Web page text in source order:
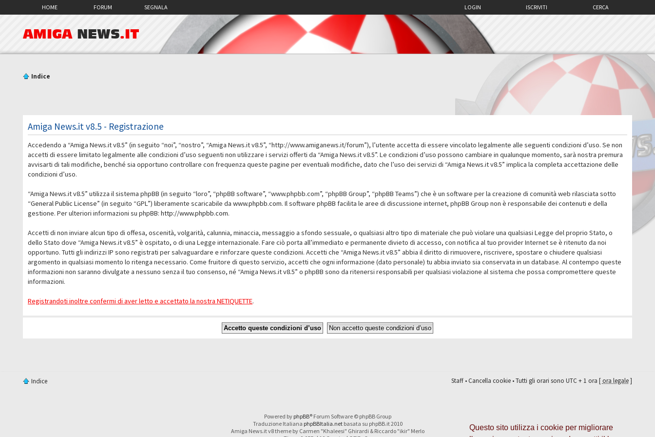
Questo sito utilizza i cookie per migliorare
HOME FORUM SEGNALA CERCA
ISCRIVITI
LOGIN
AMIGA NEWS.IT
Indice
Amiga News.it v8.5 - Registrazione
Accedendo a “Amiga News.it v8.5” (in seguito “noi”, “nostro”, “Amiga News.it v8.5”, “http://www.amiganews.it/forum”), l’utente accetta di essere vincolato legalmente alle seguenti condizioni d’uso. Se non
accetti di essere limitato legalmente alle condizioni d’uso seguenti non utilizzare i servizi offerti da “Amiga News.it v8.5”. Le condizioni d’uso possono cambiare in qualunque momento, sarà nostra premura
avvisarti di tali modifiche, benché sia opportuno controllare con frequenza queste pagine per eventuali modifiche, dato che l’uso dei servizi di “Amiga News.it v8.5” implica la completa accettazione delle
condizioni d’uso.
“Amiga News.it v8.5” utilizza il sistema phpBB (in seguito “loro”, “phpBB software”, “www.phpbb.com”, “phpBB Group”, “phpBB Teams”) che è un software per la creazione di comunità web rilasciata sotto
“General Public License” (in seguito “GPL”) liberamente scaricabile dawww.phpbb.com. Il software phpBB facilita le aree di discussione internet, phpBB Group non è responsabile dei contenuti e della
gestione. Per ulteriori informazioni su phpBB:http://www.phpbb.com.
Accetti di non inviare alcun tipo di offesa, oscenità, volgarità, calunnia, minaccia, messaggio a sfondo sessuale, o qualsiasi altro tipo di materiale che può violare una qualsiasi Legge del proprio Stato, o
dello Stato dove “Amiga News.it v8.5” è ospitato, o di una Legge internazionale. Fare ciò porta all’immediato e permanente divieto di accesso, con notifica al tuo provider Internet se è ritenuto da noi
opportuno. Tutti gli indirizzi IP sono registrati per salvaguardare e rinforzare queste condizioni. Accetti che “Amiga News.it v8.5” abbia il diritto di rimuovere, riscrivere, spostare o chiudere qualsiasi
argomento in qualsiasi momento lo ritenga necessario. Come fruitore di questo servizio, accetti che ogni informazione (dato personale) tu abbia inviato sia conservata in un database. Al contempo queste
informazioni non saranno divulgate a nessuno senza il tuo consenso, né “Amiga News.it v8.5” o phpBB sono da ritenersi responsabili per qualsiasi violazione al sistema che possa compromettere queste
informazioni.
Registrandoti inoltre confermi di aver letto e accettato la nostra NETIQUETTE.
Indice Staff•Cancella cookie• Tutti gli orari sono UTC + 1 ora [ora legale]
Powered by phpBB® Forum Software © phpBB Group
Traduzione Italiana phpBBItalia.netbasata su phpBB.it 2010
Amiga News.it v8 theme by Carmen "Khaleesi" Ghirardi & Riccardo "ikir" Merlo